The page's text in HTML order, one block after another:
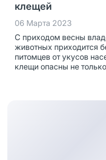
клещей
06 Марта 2023
С приходом весны
животных приходится
питомцев от укусов
клещи опасны не